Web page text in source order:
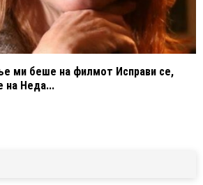
ми беше на филмот Исправи се,
на Неда...